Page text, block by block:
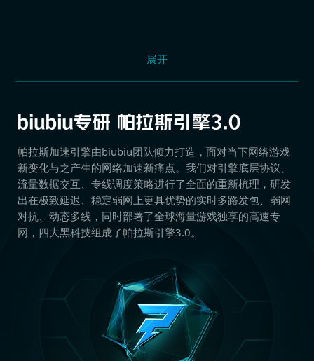
展开
帕拉斯加速引擎由biubiu团队倾力打造，面对当下网络游戏
新变化与之产生的网络加速新痛点。我们对引擎底层协议、
流量数据交互、专线调度策略进行了全面的重新梳理，研发
出在极致延迟、稳定弱网上更具优势的实时多路发包、弱网
对抗、动态多线，同时部署了全球海量游戏独享的高速专
网，四大黑科技组成了帕拉斯引擎3.0。